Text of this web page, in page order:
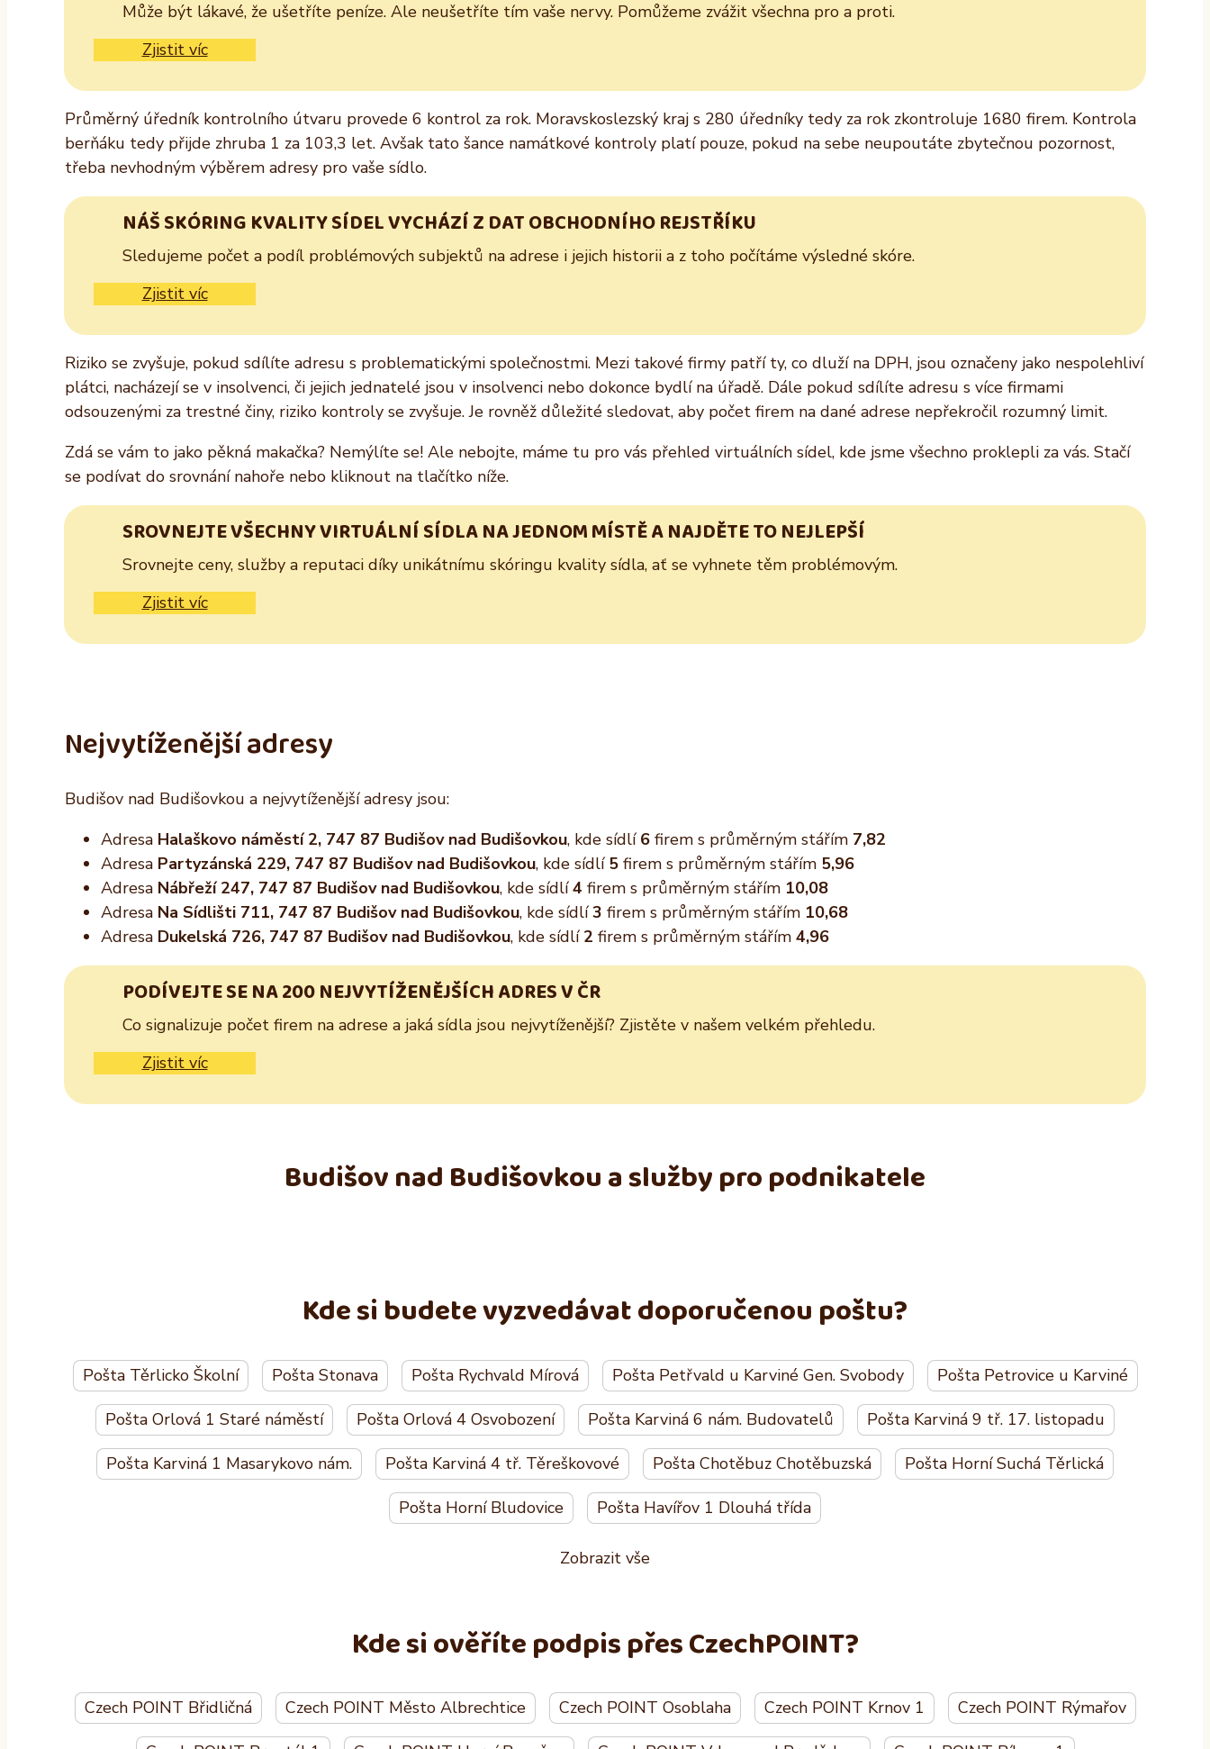
Může být lákavé, že ušetříte peníze. Ale neušetříte tím vaše nervy. Pomůžeme zvážit všechna pro a proti.
Zjistit víc
Průměrný úředník kontrolního útvaru provede 6 kontrol za rok. Moravskoslezský kraj s 280 úředníky tedy za rok zkontroluje 1680 firem. Kontrola
berňáku tedy přijde zhruba 1 za 103,3 let. Avšak tato šance namátkové kontroly platí pouze, pokud na sebe neupoutáte zbytečnou pozornost,
třeba nevhodným výběrem adresy pro vaše sídlo.
NÁŠ SKÓRING KVALITY SÍDEL VYCHÁZÍ Z DAT OBCHODNÍHO REJSTŘÍKU
Sledujeme počet a podíl problémových subjektů na adrese i jejich historii a z toho počítáme výsledné skóre.
Zjistit víc
Riziko se zvyšuje, pokud sdílíte adresu s problematickými společnostmi. Mezi takové firmy patří ty, co dluží na DPH, jsou označeny jako nespolehliví
plátci, nacházejí se v insolvenci, či jejich jednatelé jsou v insolvenci nebo dokonce bydlí na úřadě. Dále pokud sdílíte adresu s více firmami
odsouzenými za trestné činy, riziko kontroly se zvyšuje. Je rovněž důležité sledovat, aby počet firem na dané adrese nepřekročil rozumný limit.
Zdá se vám to jako pěkná makačka? Nemýlíte se! Ale nebojte, máme tu pro vás přehled virtuálních sídel, kde jsme všechno proklepli za vás. Stačí
se podívat do srovnání nahoře nebo kliknout na tlačítko níže.
SROVNEJTE VŠECHNY VIRTUÁLNÍ SÍDLA NA JEDNOM MÍSTĚ A NAJDĚTE TO NEJLEPŠÍ
Srovnejte ceny, služby a reputaci díky unikátnímu skóringu kvality sídla, ať se vyhnete těm problémovým.
Zjistit víc
Nejvytíženější adresy
Budišov nad Budišovkou a nejvytíženější adresy jsou:
Adresa Halaškovo náměstí 2, 747 87 Budišov nad Budišovkou, kde sídlí 6 firem s průměrným stářím 7,82
Adresa Partyzánská 229, 747 87 Budišov nad Budišovkou, kde sídlí 5 firem s průměrným stářím 5,96
Adresa Nábřeží 247, 747 87 Budišov nad Budišovkou, kde sídlí4 firem s průměrným stářím 10,08
Adresa Na Sídlišti 711, 747 87 Budišov nad Budišovkou, kde sídlí3 firem s průměrným stářím 10,68
Adresa Dukelská 726, 747 87 Budišov nad Budišovkou, kde sídlí 2 firem s průměrným stářím 4,96
PODÍVEJTE SE NA 200 NEJVYTÍŽENĚJŠÍCH ADRES V ČR
Co signalizuje počet firem na adrese a jaká sídla jsou nejvytíženější? Zjistěte v našem velkém přehledu.
Zjistit víc
Budišov nad Budišovkou a služby pro podnikatele
Kde si budete vyzvedávat doporučenou poštu?
Pošta Těrlicko Školní Pošta Stonava Pošta Rychvald Mírová Pošta Petřvald u Karviné Gen. Svobody Pošta Petrovice u Karviné
Pošta Orlová 1 Staré náměstí Pošta Orlová 4 Osvobození Pošta Karviná 6 nám. Budovatelů Pošta Karviná 9 tř. 17. listopadu
Pošta Karviná 1 Masarykovo nám. Pošta Karviná 4 tř. Těreškovové Pošta Chotěbuz Chotěbuzská Pošta Horní Suchá Těrlická
Pošta Horní Bludovice Pošta Havířov 1 Dlouhá třída
Zobrazit vše
Kde si ověříte podpis přes CzechPOINT?
Czech POINT Břidličná Czech POINT Město Albrechtice Czech POINT Osoblaha Czech POINT Krnov 1 Czech POINT Rýmařov